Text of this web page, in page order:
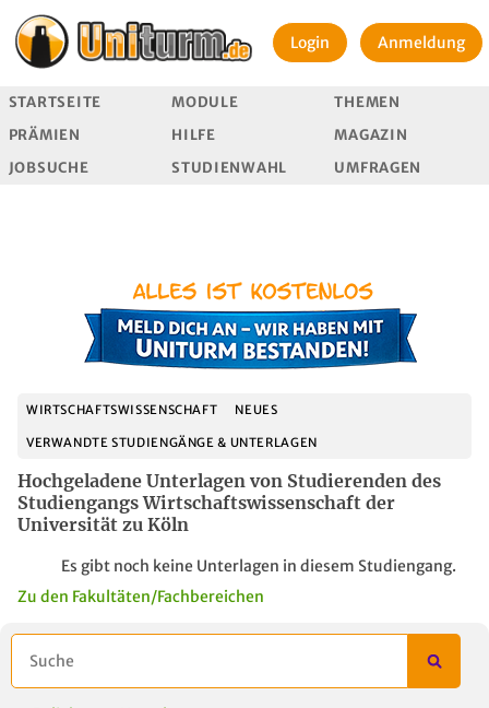
Login Anmeldung
STARTSEITE MODULE
THEMEN
PRÄMIEN
HILFE
MAGAZIN
JOBSUCHE
STUDIENWAHL UMFRAGEN
WIRTSCHAFTSWISSENSCHAFT NEUES
VERWANDTE STUDIENGÄNGE & UNTERLAGEN
Hochgeladene Unterlagen von Studierenden des
Studiengangs Wirtschaftswissenschaft der
Universität zu Köln
Es gibt noch keine Unterlagen in diesem Studiengang.
Zu den Fakultäten/Fachbereichen